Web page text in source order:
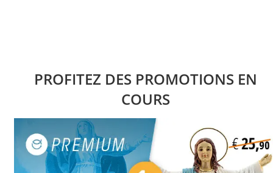
PROFITEZ DES PROMOTIONS EN
COURS